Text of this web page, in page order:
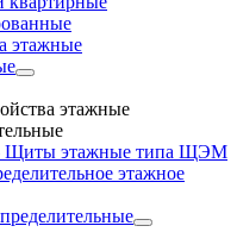
этажные
этажные
этажные типа ЩЭМ
этажное